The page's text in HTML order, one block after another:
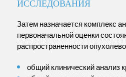
ИССЛЕДОВАНИЯ
Затем назначается комплекс
первоначальной оценки
распространенности
общий клинический анализ